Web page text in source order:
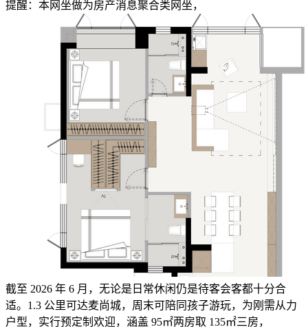
提醒：本网坐做为房产消息聚合类网坐，
截至 2026 年 6 月，无论是日常休闲仍是待客会客都十分合
适。1.3 公里可达麦尚城，周末可陪同孩子游玩，为刚需从力
户型，实行预定制欢迎，涵盖 95㎡两房取 135㎡三房，